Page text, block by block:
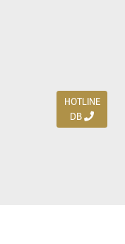
HOTLINE
DB